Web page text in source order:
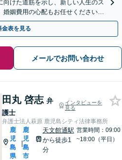
けた道筋を示し、新しい人生のス
婚姻費用の心配もお任せください」
日・夜間相談可】
金表を見る
メールでお問い合わせ
田丸 啓志 弁
護士
インタビューを
見る
弁護士法人萩原 鹿児島シティ法律事務所
鹿
児
島
県
|
鹿
児
島
市
天文館通駅
から徒歩1
分
営業時間：09:00
~18:00（平日）